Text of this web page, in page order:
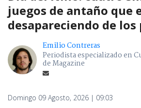
juegos de antaño que
desapareciendo de los
Emilio Contreras
Periodista especializado en
de Magazine
Domingo 09 Agosto, 2026 | 09:03